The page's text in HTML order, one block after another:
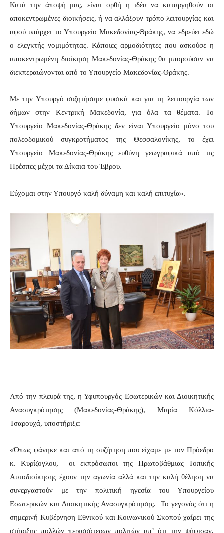
Κατά την άποψή μας, είναι ορθή η ιδέα να καταργηθούν οι
αποκεντρωμένες διοικήσεις, ή να αλλάξουν τρόπο λειτουργίας και
αφού υπάρχει το Υπουργείο Μακεδονίας-Θράκης, να εδρεύει εδώ
ο ελεγκτής νομιμότητας. Κάποιες αρμοδιότητες που ασκούσε η
αποκεντρωμένη διοίκηση Μακεδονίας-Θράκης θα μπορούσαν να
διεκπεραιώνονται από το Υπουργείο Μακεδονίας-Θράκης.
Με την Υπουργό συζητήσαμε φυσικά και για τη λειτουργία των
δήμων στην Κεντρική Μακεδονία, για όλα τα θέματα. Το
Υπουργείο Μακεδονίας-Θράκης δεν είναι Υπουργείο μόνο του
πολεοδομικού συγκροτήματος της Θεσσαλονίκης, το έχει
Υπουργείο Μακεδονίας-Θράκης ευθύνη γεωγραφικά από τις
Πρέσπες μέχρι τα Δίκαια του Έβρου.
Εύχομαι στην Υπουργό καλή δύναμη και καλή επιτυχία».
Από την πλευρά της, η Υφυπουργός Εσωτερικών και Διοικητικής
Ανασυγκρότησης (Μακεδονίας-Θράκης), Μαρία Κόλλια-
Τσαρουχά, υποστήριξε:
«Όπως φάνηκε και από τη συζήτηση που είχαμε με τον Πρόεδρο
κ. Κυρίζογλου, οι εκπρόσωποι της Πρωτοβάθμιας Τοπικής
Αυτοδιοίκησης έχουν την αγωνία αλλά και την καλή θέληση να
συνεργαστούν με την πολιτική ηγεσία του Υπουργείου
Εσωτερικών και Διοικητικής Ανασυγκρότησης. Το γεγονός ότι η
σημερινή Κυβέρνηση Εθνικού και Κοινωνικού Σκοπού χαίρει της
στήριξης πολλών περισσότερων πολιτών απ’ ότι την ψήφισαν,